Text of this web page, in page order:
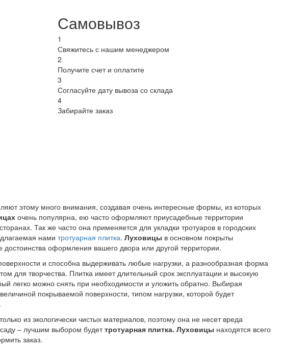
Самовывоз
1
Свяжитесь с нашим менеджером
2
Получите счет и оплатите
3
Согласуйте дату вывоза со склада
4
Забирайте заказ
этому много внимания, создавая очень интересные формы, из которых
очень популярна, ею часто оформляют приусадебные территории
Так же часто она применяется для укладки тротуаров в городских
нами тротуарная плитка. Луховицы в основном покрыты
оформления вашего двора или другой территории.
и способна выдерживать любые нагрузки, а разнообразная форма
для творчества. Плитка имеет длительный срок эксплуатации и высокую
легко можно снять при необходимости и уложить обратно. Выбирая
покрываемой поверхности, типом нагрузки, которой будет
из экологически чистых материалов, поэтому она не несет вреда
– лучшим выбором будеттротуарная плитка. Луховицы находятся всего
заказ.